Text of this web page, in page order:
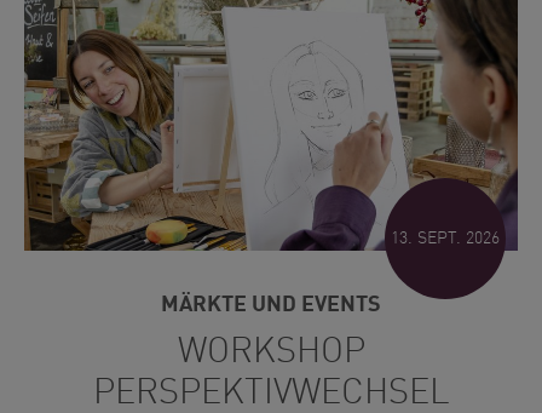
13. SEPT. 2026
MÄRKTE UND EVENTS
WORKSHOP
PERSPEKTIVWECHSEL